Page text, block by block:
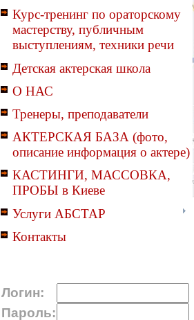
Курс-тренинг по ораторскому
мастерству, публичным
выступлениям, техники речи
Детская актерская школа
О НАС
Тренеры, преподаватели
АКТЕРСКАЯ БАЗА (фото,
описание информация о актере)
КАСТИНГИ, МАССОВКА,
ПРОБЫ в Киеве
Услуги АБСТАР
Контакты
Логин:
Пароль: